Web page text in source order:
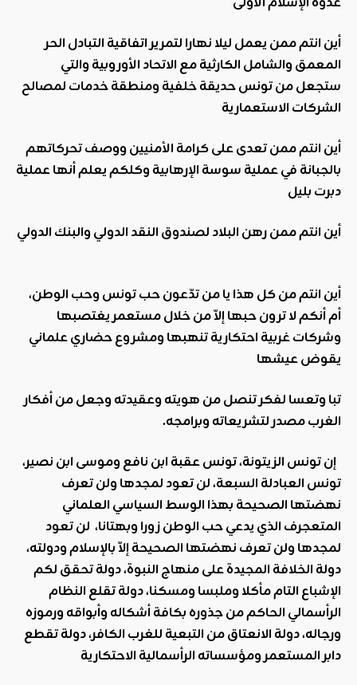
أين انتم ممن يعمل ليلا نهارا لتمرير اتفاقية التبادل الحر
المعمق والشامل الكارثية مع الاتحاد الأوروبية والتي
ستجعل من تونس حديقة خلفية ومنطقة خدمات لمصالح
الشركات الاستعمارية
أين انتم ممن تعدى على كرامة الأمنيين ووصف تحركاتهم
بالجبانة في عملية سوسة الإرهابية وكلكم يعلم أنها عملية
دبرت بليل
أين انتم ممن رهن البلاد لصندوق النقد الدولي والبنك الدولي
أين انتم من كل هذا يا من تدّعون حب تونس وحب الوطن،
أم أنكم لا ترون حبها إلاّ من خلال مستعمر يغتصبها
وشركات غربية احتكارية تنهبها ومشروع حضاري علماني
يقوض عيشها
تبا وتعسا لفكر تنصل من هويته وعقيدته وجعل من أفكار
الغرب مصدر لتشريعاته وبرامجه.
إن تونس الزيتونة، تونس عقبة ابن نافع وموسى ابن نصير،
تونس العبادلة السبعة، لن تعود لمجدها ولن تعرف
نهضتها الصحيحة بهذا الوسط السياسي العلماني
المتعجرف الذي يدعي حب الوطن زورا وبهتانا، لن تعود
لمجدها ولن تعرف نهضتها الصحيحةإلاّ بالإسلام ودولته،
دولة الخلافة المجيدة على منهاج النبوة، دولة تحقق لكم
الإشباع التام مأكلا وملبسا ومسكنا، دولة تقلع النظام
الرأسمالي الحاكم من جذوره بكافة أشكاله وأبواقه ورموزه
ورجاله، دولة الانعتاق من التبعية للغرب الكافر، دولة تقطع
دابر المستعمر ومؤسساته الرأسمالية الاحتكارية